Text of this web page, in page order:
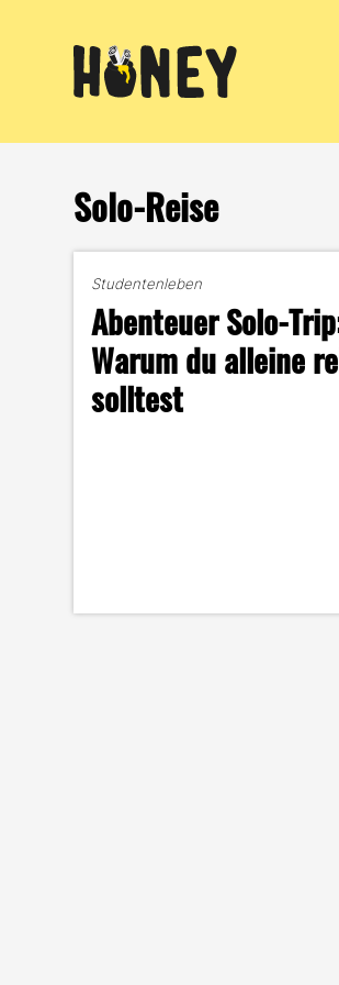
Solo-Reise
Studentenleben
Abenteuer Solo-
Warum du alleine
solltest